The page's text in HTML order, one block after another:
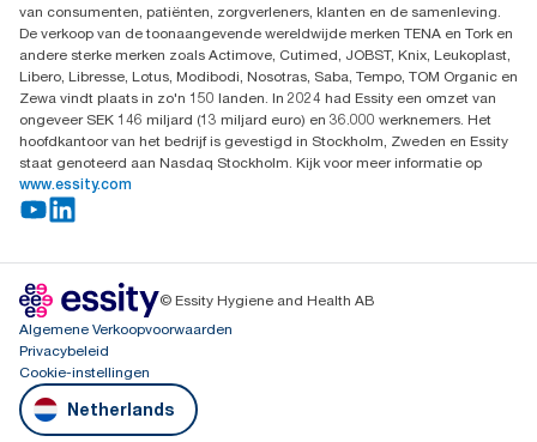
van consumenten, patiënten, zorgverleners, klanten en de samenleving.
De verkoop van de toonaangevende wereldwijde merken TENA en Tork en
andere sterke merken zoals Actimove, Cutimed, JOBST, Knix, Leukoplast,
Libero, Libresse, Lotus, Modibodi, Nosotras, Saba, Tempo, TOM Organic en
Zewa vindt plaats in zo'n 150 landen. In 2024 had Essity een omzet van
ongeveer SEK 146 miljard (13 miljard euro) en 36.000 werknemers. Het
hoofdkantoor van het bedrijf is gevestigd in Stockholm, Zweden en Essity
staat genoteerd aan Nasdaq Stockholm. Kijk voor meer informatie op
www.essity.com
© Essity Hygiene and Health AB
Algemene Verkoopvoorwaarden
Privacybeleid
Cookie-instellingen
Netherlands